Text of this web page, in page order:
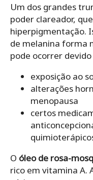
Um dos grandes
poder clareador,
hiperpigmentação.
de melanina forma
pode ocorrer
exposição ao
alterações
menopausa
certos
O óleo de rosa-
rico em vitamina A.